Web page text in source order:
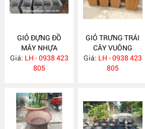
GIỎ ĐỰNG ĐỒ
MÂY NHỰA
NH405
Giá: LH - 0938 423
805
GIỎ TRƯNG TRÁI
CÂY VUÔNG
NH400
Giá: LH - 0938 423
805